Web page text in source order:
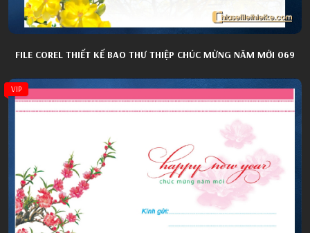
FILE COREL THIẾT KẾ BAO THƯ THIỆP CHÚC MỪNG NĂM MỚI 069
VIP